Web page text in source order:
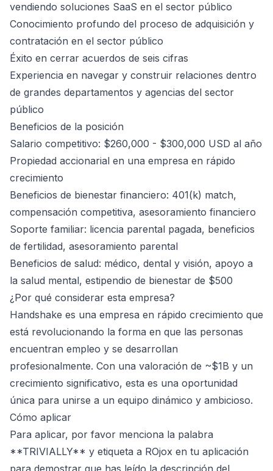
vendiendo soluciones SaaS en el sector público
Conocimiento profundo del proceso de adquisición y
contratación en el sector público
Éxito en cerrar acuerdos de seis cifras
Experiencia en navegar y construir relaciones dentro
de grandes departamentos y agencias del sector
público
Beneficios de la posición
Salario competitivo: $260,000 - $300,000 USD al año
Propiedad accionarial en una empresa en rápido
crecimiento
Beneficios de bienestar financiero: 401(k) match,
compensación competitiva, asesoramiento financiero
Soporte familiar: licencia parental pagada, beneficios
de fertilidad, asesoramiento parental
Beneficios de salud: médico, dental y visión, apoyo a
la salud mental, estipendio de bienestar de $500
¿Por qué considerar esta empresa?
Handshake es una empresa en rápido crecimiento que
está revolucionando la forma en que las personas
encuentran empleo y se desarrollan
profesionalmente. Con una valoración de ~$1B y un
crecimiento significativo, esta es una oportunidad
única para unirse a un equipo dinámico y ambicioso.
Cómo aplicar
Para aplicar, por favor menciona la palabra
**TRIVIALLY** y etiqueta a ROjox en tu aplicación
para demostrar que has leído la descripción del